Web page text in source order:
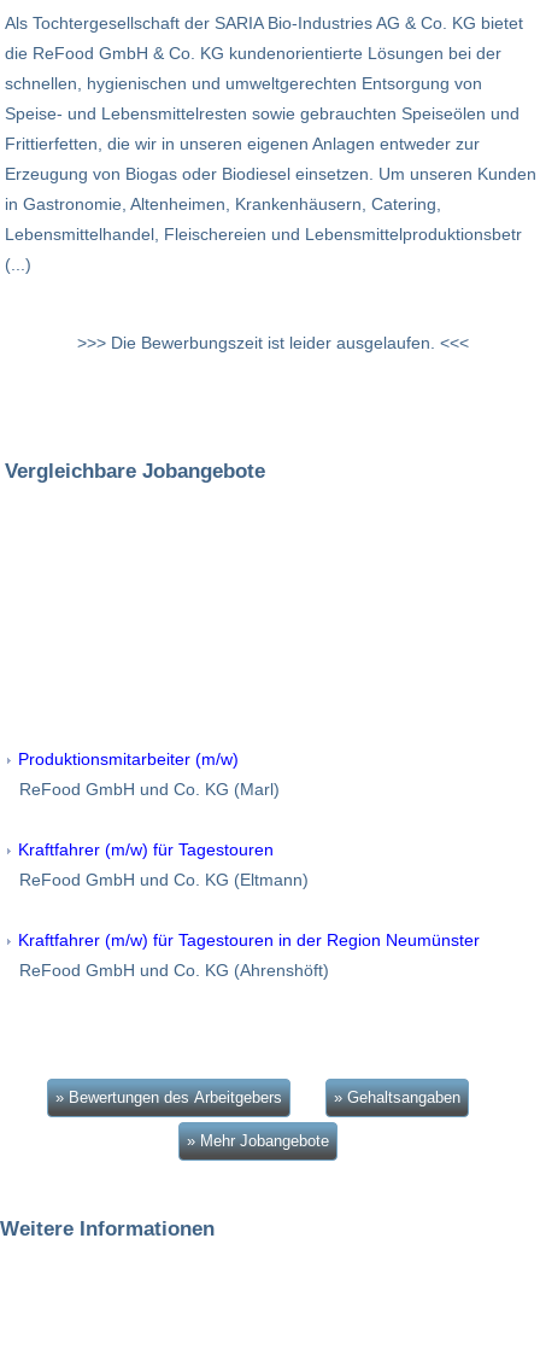
Als Tochtergesellschaft der SARIA Bio-Industries AG & Co. KG bietet
die ReFood GmbH & Co. KG kundenorientierte Lösungen bei der
schnellen, hygienischen und umweltgerechten Entsorgung von
Speise- und Lebensmittelresten sowie gebrauchten Speiseölen und
Frittierfetten, die wir in unseren eigenen Anlagen entweder zur
Erzeugung von Biogas oder Biodiesel einsetzen. Um unseren Kunden
in Gastronomie, Altenheimen, Krankenhäusern, Catering,
Lebensmittelhandel, Fleischereien und Lebensmittelproduktionsbetr
(...)
>>> Die Bewerbungszeit ist leider ausgelaufen. <<<
Vergleichbare Jobangebote
Produktionsmitarbeiter (m/w)
ReFood GmbH und Co. KG (Marl)
Kraftfahrer (m/w) für Tagestouren
ReFood GmbH und Co. KG (Eltmann)
Kraftfahrer (m/w) für Tagestouren in der Region Neumünster
ReFood GmbH und Co. KG (Ahrenshöft)
» Bewertungen des Arbeitgebers » Gehaltsangaben
» Mehr Jobangebote
Weitere Informationen